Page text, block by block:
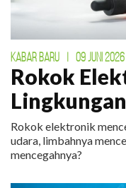
KABAR BARU 09 JUNI 2026
Rokok
Rokok elektronik
udara, limbahnya
mencegahnya?